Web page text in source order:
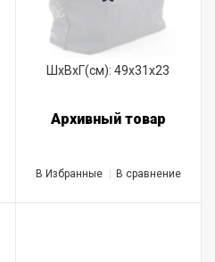
ШхВхГ(см): 49x31x23
Архивный товар
В Избранные В сравнение